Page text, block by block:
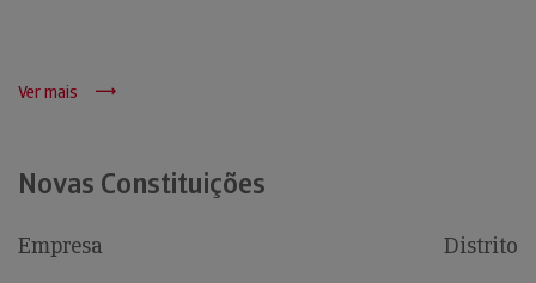
Ver mais
Novas Constituições
Empresa Distrito